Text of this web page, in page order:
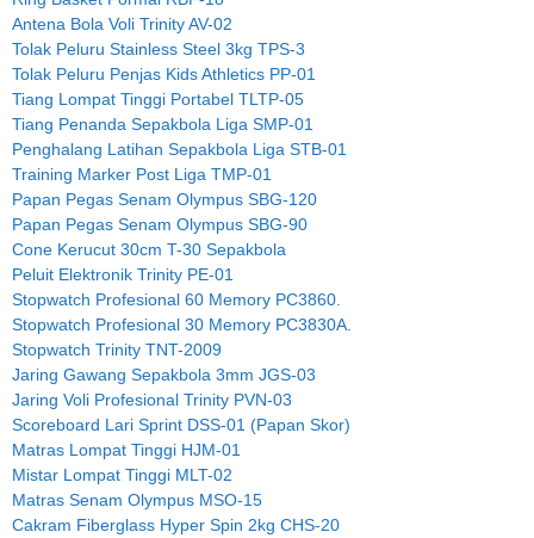
Antena Bola Voli Trinity AV-02
Tolak Peluru Stainless Steel 3kg TPS-3
Tolak Peluru Penjas Kids Athletics PP-01
Tiang Lompat Tinggi Portabel TLTP-05
Tiang Penanda Sepakbola Liga SMP-01
Penghalang Latihan Sepakbola Liga STB-01
Training Marker Post Liga TMP-01
Papan Pegas Senam Olympus SBG-120
Papan Pegas Senam Olympus SBG-90
Cone Kerucut 30cm T-30 Sepakbola
Peluit Elektronik Trinity PE-01
Stopwatch Profesional 60 Memory PC3860.
Stopwatch Profesional 30 Memory PC3830A.
Stopwatch Trinity TNT-2009
Jaring Gawang Sepakbola 3mm JGS-03
Jaring Voli Profesional Trinity PVN-03
Scoreboard Lari Sprint DSS-01 (Papan Skor)
Matras Lompat Tinggi HJM-01
Mistar Lompat Tinggi MLT-02
Matras Senam Olympus MSO-15
Cakram Fiberglass Hyper Spin 2kg CHS-20